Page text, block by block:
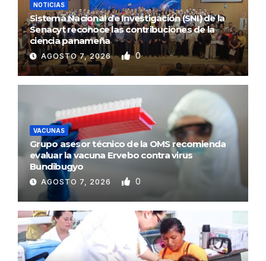
NOTICIAS
Sistema Nacional de Investigación (SNI) de la
Senacyt reconoce las contribuciones de la
ciencia panameña
AGOSTO 7, 2026 0
VACUNAS
Grupo asesor técnico de la OMS recomienda
evaluar la vacuna Ervebo contra virus
Bundibugyo
AGOSTO 7, 2026 0